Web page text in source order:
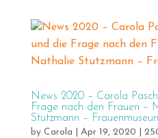
News 2020 – Carola
Frage nach den Frauen –
Stutzmann –
by Carola Apr 19, 2020